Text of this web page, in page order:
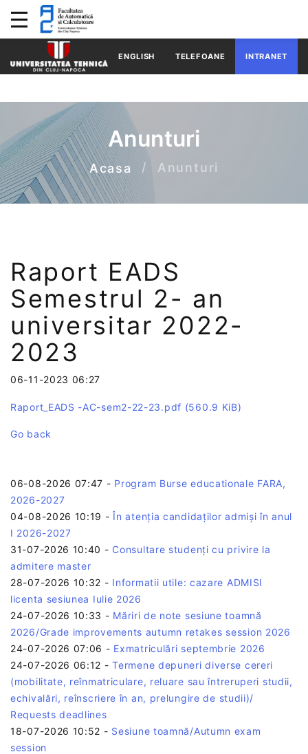
ENGLISH TELEFOANE INTRANET
Anunturi
Acasa Anunturi
Raport EADS
Semestrul 2- an
universitar 2022-
2023
06-11-2023 06:27
Raport_EADS -AC-sem2-22-23.pdf (560.9 KiB)
Go back
06-08-2026 07:47 - Program Burse educationale FARA,
2026-2027
04-08-2026 10:19 -În atenția candidaților admiși în anul
I 2026-2027
31-07-2026 10:40 - Consultare studenți cu privire la
admitere master
28-07-2026 10:32 - Informatii utile: cazare ADMISI
licenta sesiunea Iulie 2026
24-07-2026 10:33 - Măriri de note sesiune toamnă
2026/Grade improvements autumn retakes session 2026
24-07-2026 07:06 - Exmatriculări septembrie 2026
24-07-2026 06:12 -Termene depuneri diverse cereri
(mobilitate, reînmatriculare, reluare sau întreruperi studii,
echivalări, reînscriere în an, prelungire de studii)/
Requests deadlines
18-07-2026 10:52 - Sesiune toamnă/Autumn exam
session